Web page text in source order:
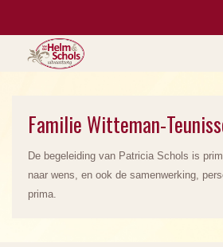
Familie Witteman-
De begeleiding van Patricia Schols is
naar wens, en ook de samenwerking,
prima.